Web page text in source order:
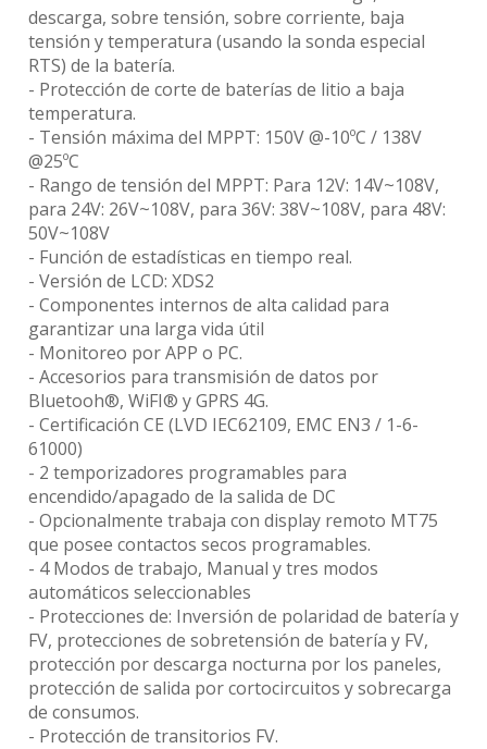
descarga, sobre tensión, sobre corriente, baja
tensión y temperatura (usando la sonda especial
RTS) de la batería.
- Protección de corte de baterías de litio a baja
temperatura.
- Tensión máxima del MPPT: 150V @-10ºC / 138V
@25ºC
- Rango de tensión del MPPT: Para 12V: 14V~108V,
para 24V: 26V~108V, para 36V: 38V~108V, para 48V:
50V~108V
- Función de estadísticas en tiempo real.
- Versión de LCD: XDS2
- Componentes internos de alta calidad para
garantizar una larga vida útil
- Monitoreo por APP o PC.
- Accesorios para transmisión de datos por
Bluetooh®, WiFI® y GPRS 4G.
- Certificación CE (LVD IEC62109, EMC EN3 / 1-6-
61000)
- 2 temporizadores programables para
encendido/apagado de la salida de DC
- Opcionalmente trabaja con display remoto MT75
que posee contactos secos programables.
- 4 Modos de trabajo, Manual y tres modos
automáticos seleccionables
- Protecciones de: Inversión de polaridad de batería y
FV, protecciones de sobretensión de batería y FV,
protección por descarga nocturna por los paneles,
protección de salida por cortocircuitos y sobrecarga
de consumos.
- Protección de transitorios FV.